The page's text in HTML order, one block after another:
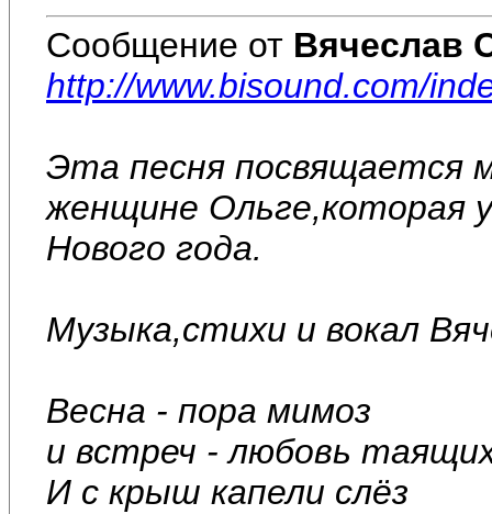
Сообщение от Вячеслав
http://www.bisound.com/
Эта песня посвящается
женщине Ольге,которая
Нового года.
Музыка,стихи и вокал
Весна - пора мимоз
и встреч - любовь
И с крыш капели слёз